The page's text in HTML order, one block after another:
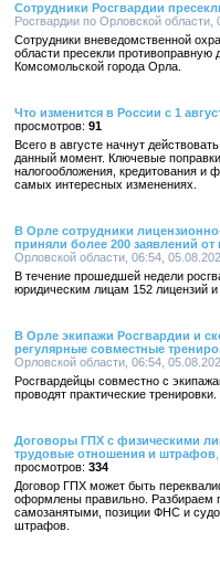
Сотрудники Росгвардии
Росгвардии по Орловской
Сотрудники вневедомственной
области пресекли противоправную
Комсомольской города Орла.
Что изменится в России с 1
91
Всего в августе начнут
данный момент. Ключевые
налогообложения, кредитования и
самых интересных изменениях.
В Орле сотрудники
приняли более 200 заявлений от
Орловской области, 06:54,
В течение прошедшей недели
юридическим лицам 152 лицензий
В Орле экипажи Росгвардии и
регулярные совместные
Орловской области, 06:54,
Росгвардейцы совместно с
проводят практические тренировки.
Договоры ГПХ с физическими
трудовые отношения и штрафов
334
Договор ГПХ может быть
оформлены правильно. Разбираем
самозанятыми, позиции ФНС и
штрафов.